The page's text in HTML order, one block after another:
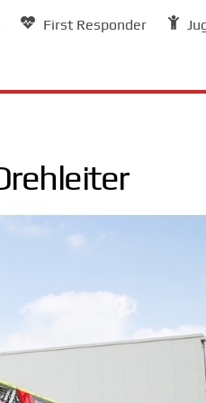
First Responder